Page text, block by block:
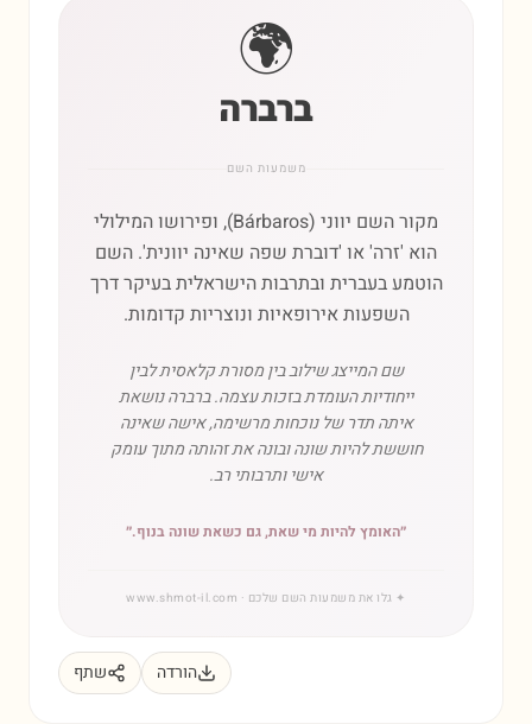
🌍
ברברה
משמעות השם
מקור השם יווני (Bárbaros), ופירושו המילולי
הוא 'זרה' או 'דוברת שפה שאינה יוונית'. השם
הוטמע בעברית ובתרבות הישראלית בעיקר דרך
השפעות אירופאיות ונוצריות קדומות.
שם המייצג שילוב בין מסורת קלאסית לבין
ייחודיות העומדת בזכות עצמה. ברברה נושאת
איתה תדר של נוכחות מרשימה, אישה שאינה
חוששת להיות שונה ובונה את זהותה מתוך עומק
אישי ותרבותי רב.
״האומץ להיות מי שאת, גם כשאת שונה בנוף.״
✦ גלו את משמעות השם שלכם · www.shmot-il.com
הורדה שתף